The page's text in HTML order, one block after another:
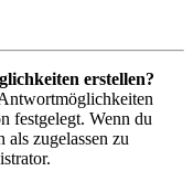
erstellen?
festgelegt. Wenn du
zugelassen zu